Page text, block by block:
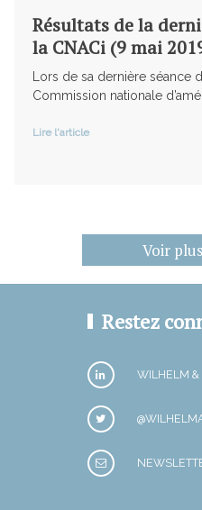
Résultats de la
la CNACi (9 mai
Lors de sa dernière séance
Commission nationale
Lire l'article
Voir plus
Restez
WILHELM &